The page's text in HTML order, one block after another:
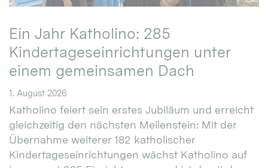
Ein Jahr Katholino: 285
Kindertageseinrichtungen unter
einem gemeinsamen Dach
1. August 2026
Katholino feiert sein erstes Jubiläum und erreicht
gleichzeitig den nächsten Meilenstein: Mit der
Übernahme weiterer 182 katholischer
Kindertageseinrichtungen wächst Katholino auf